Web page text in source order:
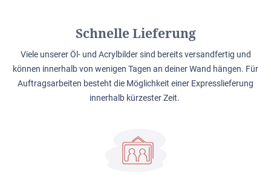
Schnelle Lieferung
Viele unserer Öl- und Acrylbilder sind bereits versandfertig und
können innerhalb von wenigen Tagen an deiner Wand hängen. Für
Auftragsarbeiten besteht die Möglichkeit einer Expresslieferung
innerhalb kürzester Zeit.